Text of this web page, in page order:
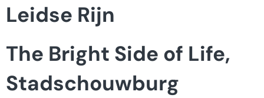
Leidse Rijn
The Bright Side of Life,
Stadschouwburg